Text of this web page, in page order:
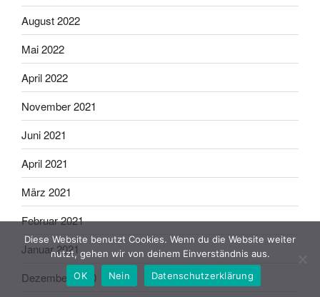
August 2022
Mai 2022
April 2022
November 2021
Juni 2021
April 2021
März 2021
Februar 2021
Januar 2021
Dezember 2020
Diese Website benutzt Cookies. Wenn du die Website weiter
nutzt, gehen wir von deinem Einverständnis aus.
OK
Nein Datenschutzerklärung